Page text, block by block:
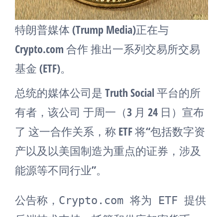
特朗普媒体 (Trump Media)正在与
Crypto.com 合作 推出一系列交易所交易
基金 (ETF)。
总统的媒体公司是 Truth Social 平台的所
有者，该公司 于周一（3 月 24 日）宣布
了 这一合作关系，称 ETF 将“包括数字资
产以及以美国制造为重点的证券，涉及
能源等不同行业”。
公告称，Crypto.com 将为 ETF 提供